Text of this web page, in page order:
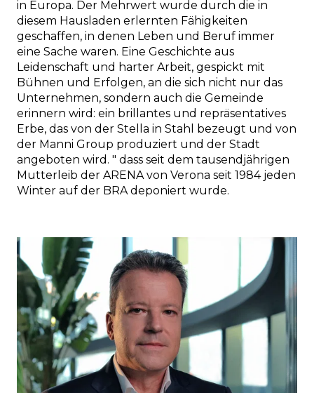
in Europa. Der Mehrwert wurde durch die in
diesem Hausladen erlernten Fähigkeiten
geschaffen, in denen Leben und Beruf immer
eine Sache waren. Eine Geschichte aus
Leidenschaft und harter Arbeit, gespickt mit
Bühnen und Erfolgen, an die sich nicht nur das
Unternehmen, sondern auch die Gemeinde
erinnern wird: ein brillantes und repräsentatives
Erbe, das von der Stella in Stahl bezeugt und von
der Manni Group produziert und der Stadt
angeboten wird. " dass seit dem tausendjährigen
Mutterleib der ARENA von Verona seit 1984 jeden
Winter auf der BRA deponiert wurde.